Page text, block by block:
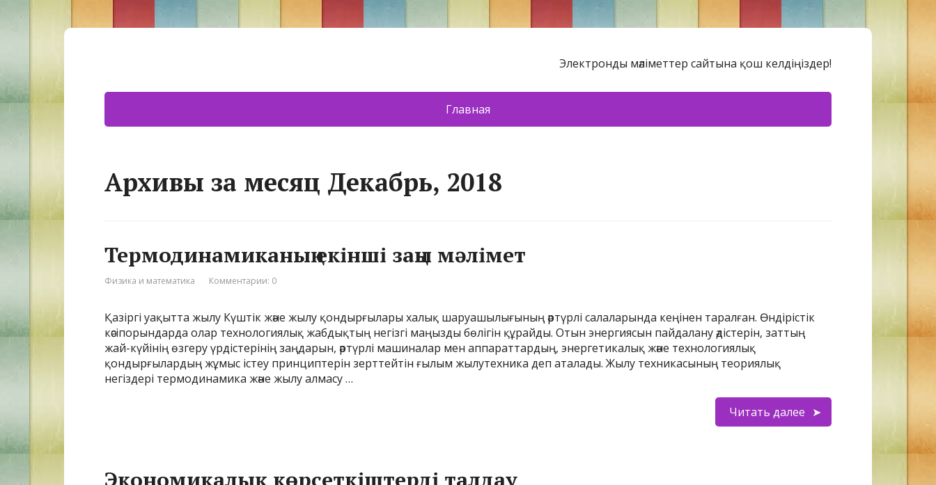
Электронды мәліметтер сайтына қош келдіңіздер!
Главная
Архивы за месяц Декабрь, 2018
Термодинамиканың екінші заңы мәлімет
Физика и математика Комментарии: 0
Қазіргі уақытта жылу Күштік және жылу қондырғылары халық шаруашылығының әртүрлі салаларында кеңінен таралған. Өндірістік
кәсіпорындарда олар технологиялық жабдықтың негізгі маңызды бөлігін құрайды. Отын энергиясын пайдалану әдістерін, заттың
жай-күйінің өзгеру үрдістерінің заңдарын, әртүрлі машиналар мен аппараттардың, энергетикалық және технологиялық
қондырғылардың жұмыс істеу принциптерін зерттейтін ғылым жылутехника деп аталады. Жылу техникасының теориялық
негіздері термодинамика және жылу алмасу …
Читать далее
Экономикалық көрсеткіштерді талдау